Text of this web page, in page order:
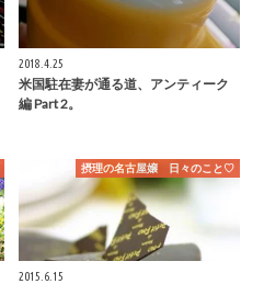
2018.4.25
米国駐在妻が通る道、アンティーク
編 Part 2。
摂理の名古屋嬢 日々のこと♡
2015.6.15